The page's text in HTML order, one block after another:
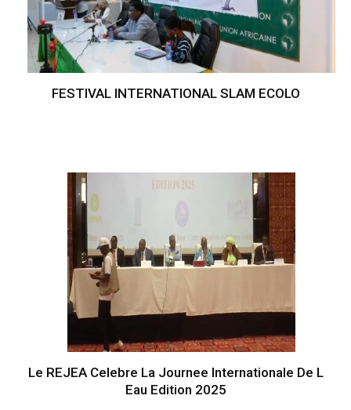
FESTIVAL INTERNATIONAL SLAM ECOLO
Le REJEA Celebre La Journee Internationale De L
Eau Edition 2025